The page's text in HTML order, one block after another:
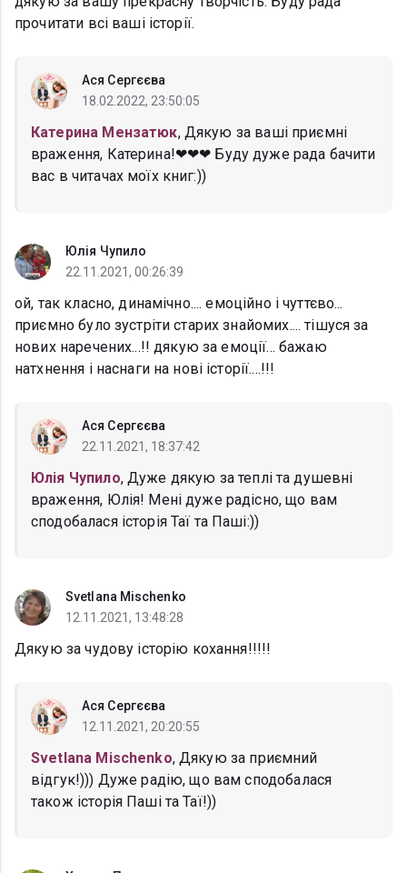
прочитати всі ваші історії.
Ася Сергєєва
18.02.2022, 23:50:05
Катерина Мензатюк, Дякую за ваші приємні
враження, Катерина!❤❤❤ Буду дуже рада бачити
вас в читачах моїх книг:))
Юлія Чупило
22.11.2021, 00:26:39
ой, так класно, динамічно.... емоційно і чуттєво...
приємно було зустріти старих знайомих.... тішуся за
нових наречених...!! дякую за емоції... бажаю
натхнення і наснаги на нові історії....!!!
Ася Сергєєва
22.11.2021, 18:37:42
Юлія Чупило, Дуже дякую за теплі та душевні
враження, Юлія! Мені дуже радісно, що вам
сподобалася історія Таї та Паші:))
Svetlana Mischenko
12.11.2021, 13:48:28
Дякую за чудову історію кохання!!!!!
Ася Сергєєва
12.11.2021, 20:20:55
Svetlana Mischenko, Дякую за приємний
відгук!))) Дуже радію, що вам сподобалася
також історія Паші та Таї!))